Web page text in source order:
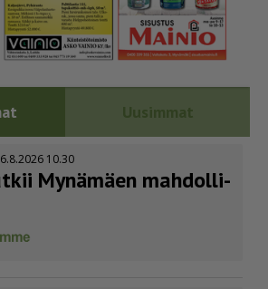
Uusimmat
6.8.2026 10.30
Mynämäen mahdol­li­